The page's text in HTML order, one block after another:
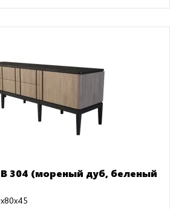
304 (мореный дуб, беленый